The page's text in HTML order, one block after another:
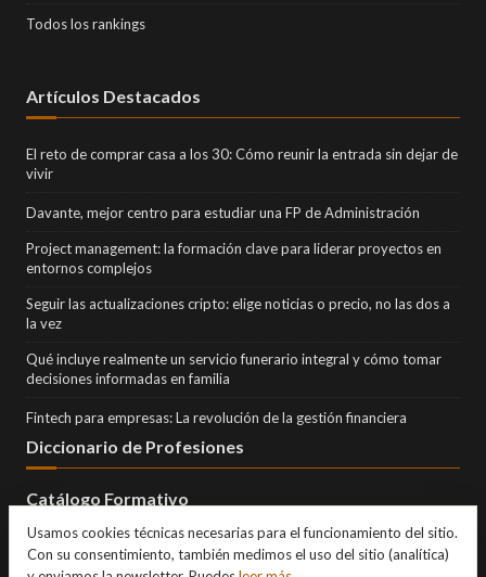
Todos los rankings
Artículos Destacados
El reto de comprar casa a los 30: Cómo reunir la entrada sin dejar de
vivir
Davante, mejor centro para estudiar una FP de Administración
Project management: la formación clave para liderar proyectos en
entornos complejos
Seguir las actualizaciones cripto: elige noticias o precio, no las dos a
la vez
Qué incluye realmente un servicio funerario integral y cómo tomar
decisiones informadas en familia
Fintech para empresas: La revolución de la gestión financiera
Diccionario de Profesiones
Catálogo Formativo
Usamos cookies técnicas necesarias para el funcionamiento del sitio.
Con su consentimiento, también medimos el uso del sitio (analítica)